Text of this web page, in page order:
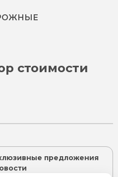
стоимости
предложения